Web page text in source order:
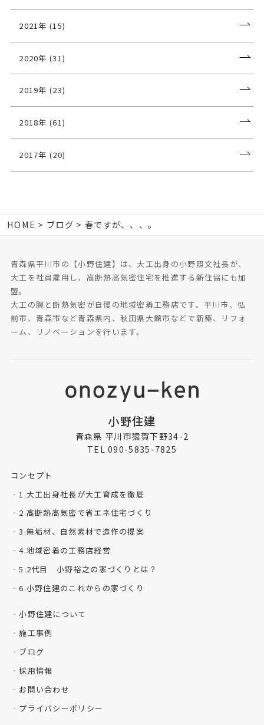
2021年 (15)
2020年 (31)
2019年 (23)
2018年 (61)
2017年 (20)
HOME ブログ 春ですが、、、。
青森県平川市の【小野住建】は、大工出身の小野照文社長が、
大工を社員雇用し、高断熱高気密住宅を推進する新住協にも加
盟。
大工の腕と断熱気密が自慢の地域密着工務店です。平川市、弘
前市、青森市など青森県内、秋田県大館市などで新築、リフォ
ーム、リノベーションを行います。
小野住建
青森県 平川市猿賀下野34-2
TEL 090-5835-7825
コンセプト
1.大工出身社長が大工育成を徹底
2.高断熱高気密で省エネ住宅づくり
3.無垢材、自然素材で造作の提案
4.地域密着の工務店経営
5.2代目 小野裕之の家づくりとは？
6.小野住建のこれからの家づくり
小野住建について
施工事例
ブログ
採用情報
お問い合わせ
プライバシーポリシー